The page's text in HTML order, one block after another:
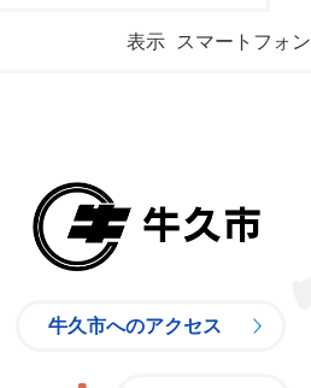
表示 スマートフォン
牛久市へのアクセス